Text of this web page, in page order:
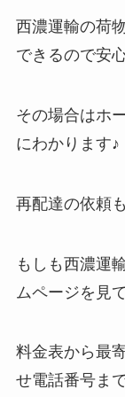
西濃運輸の荷
できるので安
その場合はホ
にわかります♪
再配達の依頼
もしも西濃運
ムページを見
料金表から最
せ電話番号ま